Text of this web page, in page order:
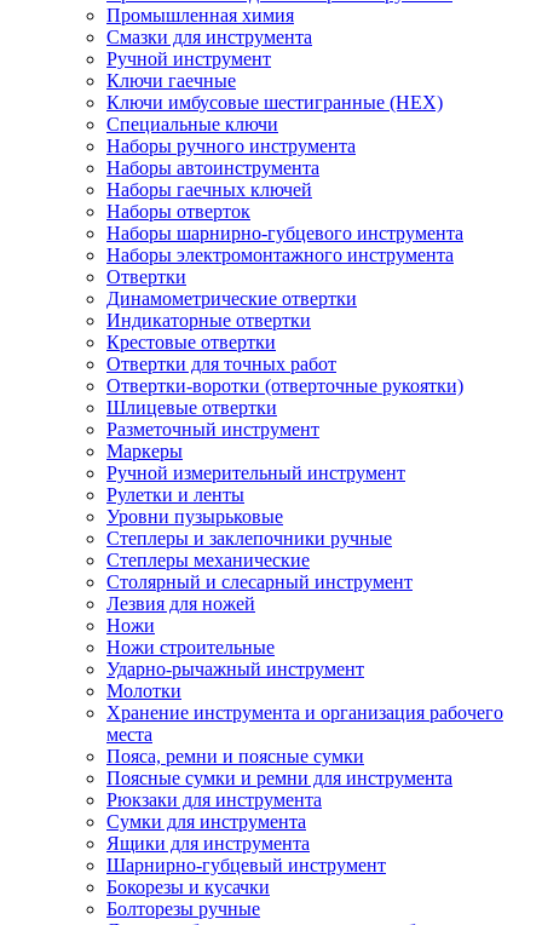
Промышленная химия
Смазки для инструмента
Ручной инструмент
Ключи гаечные
Ключи имбусовые шестигранные (HEX)
Специальные ключи
Наборы ручного инструмента
Наборы автоинструмента
Наборы гаечных ключей
Наборы отверток
Наборы шарнирно-губцевого инструмента
Наборы электромонтажного инструмента
Отвертки
Динамометрические отвертки
Индикаторные отвертки
Крестовые отвертки
Отвертки для точных работ
Отвертки-воротки (отверточные рукоятки)
Шлицевые отвертки
Разметочный инструмент
Маркеры
Ручной измерительный инструмент
Рулетки и ленты
Уровни пузырьковые
Степлеры и заклепочники ручные
Степлеры механические
Столярный и слесарный инструмент
Лезвия для ножей
Ножи
Ножи строительные
Ударно-рычажный инструмент
Молотки
Хранение инструмента и организация рабочего
места
Пояса, ремни и поясные сумки
Поясные сумки и ремни для инструмента
Рюкзаки для инструмента
Сумки для инструмента
Ящики для инструмента
Шарнирно-губцевый инструмент
Бокорезы и кусачки
Болторезы ручные